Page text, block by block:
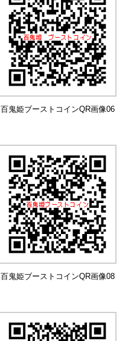
百鬼姫ブーストコインQR画像06
百鬼姫ブーストコインQR画像08